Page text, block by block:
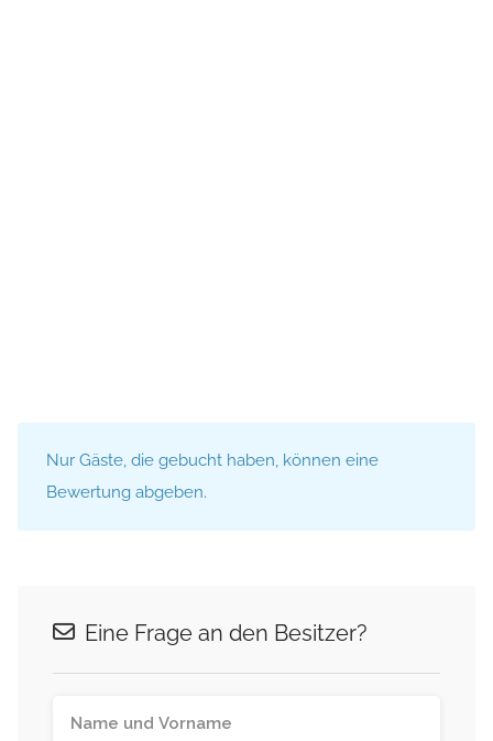
Nur Gäste, die gebucht haben, können eine
Bewertung abgeben.
Eine Frage an den Besitzer?